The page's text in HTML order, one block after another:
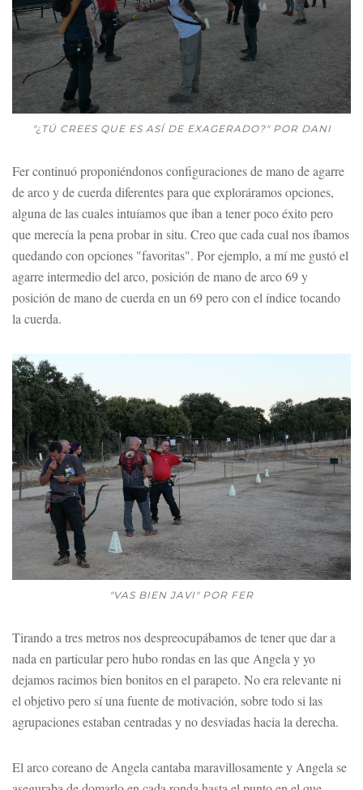
"¿TÚ CREES QUE ES ASÍ DE EXAGERADO?" POR DANI
Fer continuó proponiéndonos configuraciones de mano de agarre
de arco y de cuerda diferentes para que exploráramos opciones,
alguna de las cuales intuíamos que iban a tener poco éxito pero
que merecía la pena probar in situ. Creo que cada cual nos íbamos
quedando con opciones "favoritas". Por ejemplo, a mí me gustó el
agarre intermedio del arco, posición de mano de arco 69 y
posición de mano de cuerda en un 69 pero con el índice tocando
la cuerda.
"VAS BIEN JAVI" POR FER
Tirando a tres metros nos despreocupábamos de tener que dar a
nada en particular pero hubo rondas en las que Angela y yo
dejamos racimos bien bonitos en el parapeto. No era relevante ni
el objetivo pero sí una fuente de motivación, sobre todo si las
agrupaciones estaban centradas y no desviadas hacia la derecha.
El arco coreano de Angela cantaba maravillosamente y Angela se